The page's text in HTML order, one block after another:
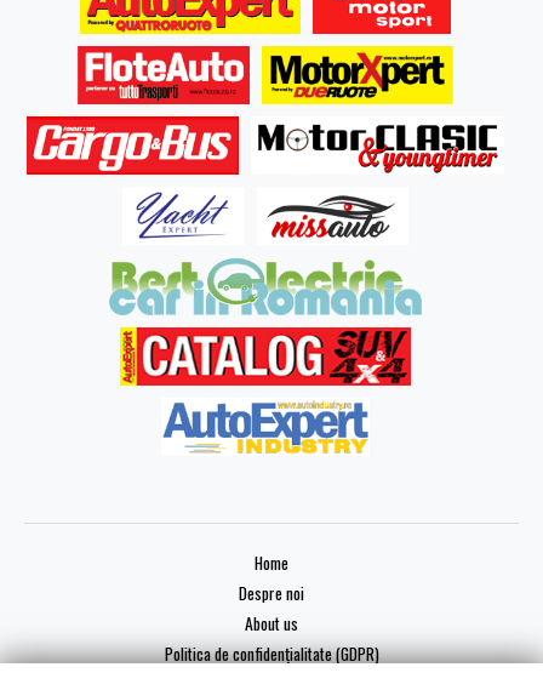
Home
Despre noi
About us
Politica de confidențialitate (GDPR)